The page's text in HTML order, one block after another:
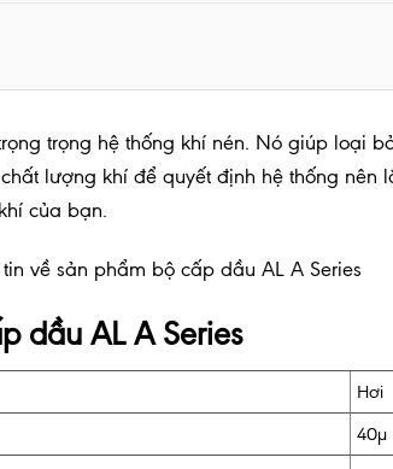
trọng hệ thống khí nén. Nó giúp loại
lượng khí để quyết định hệ thống
của bạn.
về sản phẩm bộ cấp dầu AL A Series
dầu AL A Series
Hơi
40µ